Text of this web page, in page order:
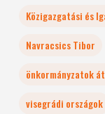
Közigazgatási és
Navracsics Tibor
önkormányzatok
visegrádi országok